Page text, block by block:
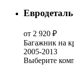
Евродеталь
от 2 920 ₽
Багажник на
2005-2013
Выберите